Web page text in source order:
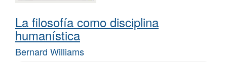
La filosofía como disciplina
humanística
Bernard Williams